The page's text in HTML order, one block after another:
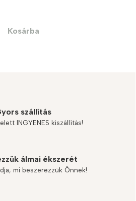
Kosárba
szállítás
INGYENES kiszállítás!
álmai ékszerét
mi beszerezzük Önnek!